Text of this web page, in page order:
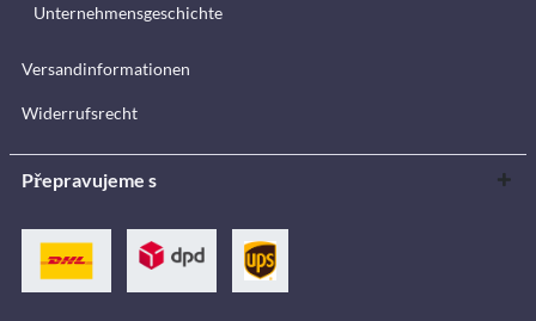
Unternehmensgeschichte
Versandinformationen
Widerrufsrecht
Přepravujeme s